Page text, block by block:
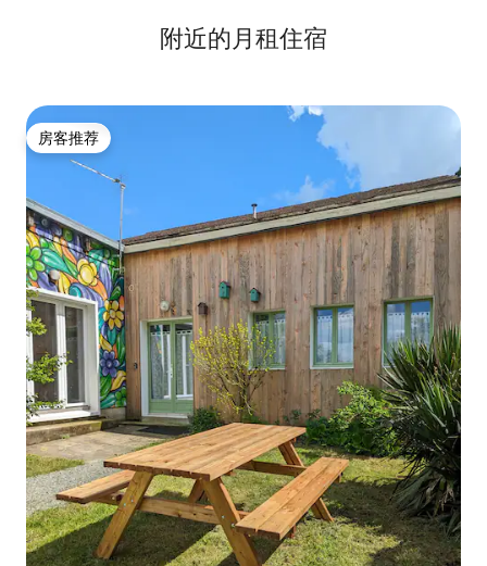
附近的月租住宿
房客推荐
房客推荐